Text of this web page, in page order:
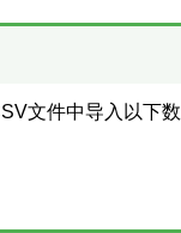
文件中导入以下